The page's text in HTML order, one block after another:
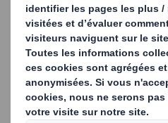
De plus, nos emballages de
» sont disponibles dans de
formes et peuvent être
solutions de pompes.
Machines d'emballage
boissons